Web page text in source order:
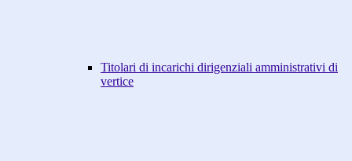
Titolari di incarichi dirigenziali amministrativi di
vertice